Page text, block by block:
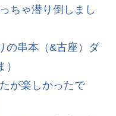
ちゃ潜り倒しまし
の串本（&古座）ダ
が楽しかったで